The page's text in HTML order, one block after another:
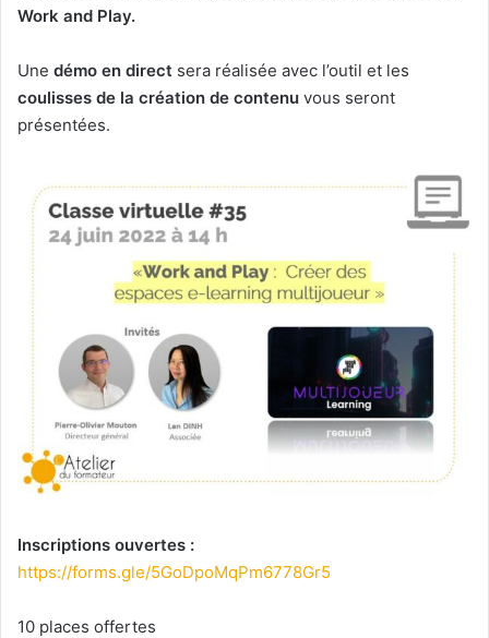
Work and Play.
Une démo en direct sera réalisée avec l’outil et les
coulisses de la création de contenu vous seront
présentées.
Inscriptions ouvertes :
https://forms.gle/5GoDpoMqPm6778Gr5
10 places offertes